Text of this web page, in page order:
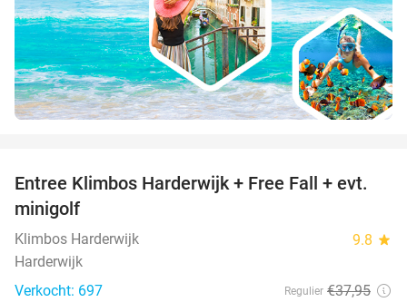
30%
Entree Klimbos Harderwijk + Free Fall + evt.
minigolf
Klimbos Harderwijk 9.8 star
Harderwijk
Verkocht: 697
Regulier €37,95